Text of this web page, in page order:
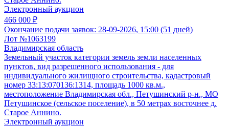
Электронный аукцион
466 000 ₽
Окончание подачи заявок: 28-09-2026, 15:00 (51 дней)
Лот №1063199
Владимирская область
Земельный участок категории земель земли населенных
пунктов, вид разрешенного использования - для
индивидуального жилищного строительства, кадастровый
номер 33:13:070136:1314, площадь 1000 кв.м.,
местоположение Владимирская обл., Петушинский р-н., МО
Петушинское (сельское поселение), в 50 метрах восточнее д.
Старое Аннино.
Электронный аукцион